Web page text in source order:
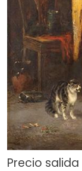
Precio salida